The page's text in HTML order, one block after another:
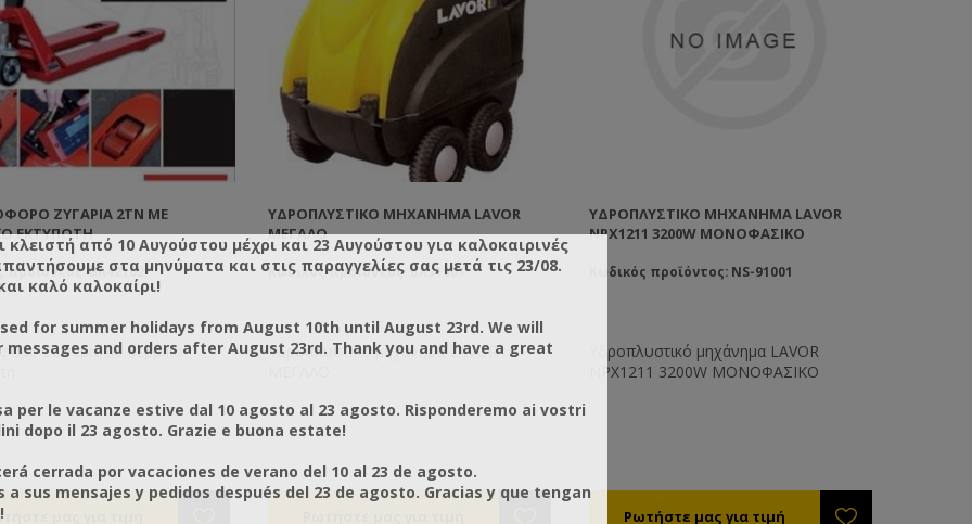
ΖΥΓΑΡΙΆ 2TN ΜΕ
ΕΚΤΥΠΩΤΉ
προϊόντος: BA42102
Ζυγαριά με θερμικό
ΥΔΡΟΠΛΥΣΤΙΚΌ ΜΗΧΆΝΗΜΑ LAVOR
ΜΕΓΑΛΟ
Κωδικός προϊόντος: BA91001
Υδροπλυστικό μηχάνημα LAVOR
ΥΔΡΟΠΛΥΣΤΙΚΌ ΜΗΧΆΝΗΜΑ LAVOR
ΝPX1211 3200W ΜΟΝΟΦΑΣΙΚΟ
Κωδικός προϊόντος: NS-91001
Υδροπλυστικό μηχάνημα LAVOR
ΝPX1211 3200W ΜΟΝΟΦΑΣΙΚΟ
κλειστή από 10 Αυγούστου μέχρι και 23 Αυγούστου για καλοκαιρινές
στα μηνύματα και στις παραγγελίες σας μετά τις 23/08.
καλό καλοκαίρι!
for summer holidays from August 10th until August 23rd. We will
messages and orders after August 23rd. Thank you and have a great
per le vacanze estive dal 10 agosto al 23 agosto. Risponderemo ai vostri
dopo il 23 agosto. Grazie e buona estate!
cerrada por vacaciones de verano del 10 al 23 de agosto.
a sus mensajes y pedidos después del 23 de agosto. Gracias y que tengan